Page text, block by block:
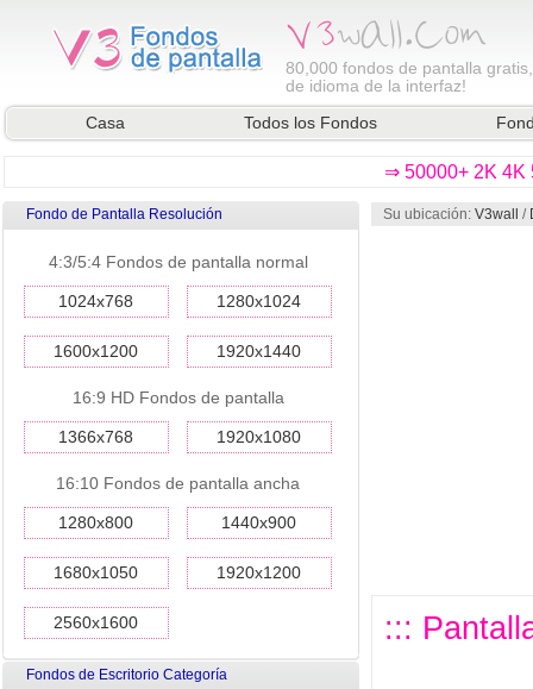
80,000 fondos de pantalla
de idioma de la interfaz!
Casa
Todos los Fondos
⇒ 50000+ 2K 4K
Fondo de Pantalla Resolución
4:3/5:4 Fondos de pantalla normal
1024x768 1280x1024
1600x1200 1920x1440
16:9 HD Fondos de pantalla
1366x768 1920x1080
16:10 Fondos de pantalla ancha
1280x800 1440x900
1680x1050 1920x1200
2560x1600
Fondos de Escritorio Categoría
Su ubicación: V3wall /
:::